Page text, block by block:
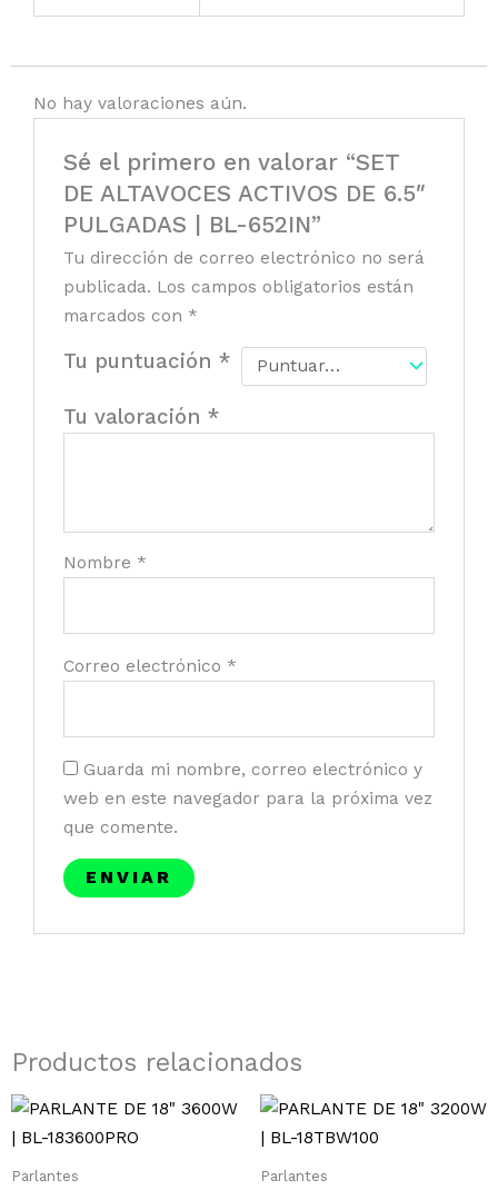
No hay valoraciones aún.
Sé el primero en valorar “SET
DE ALTAVOCES ACTIVOS DE 6.5″
PULGADAS | BL-652IN”
Tu dirección de correo electrónico no será
publicada. Los campos obligatorios están
marcados con *
Tu puntuación *
Tu valoración *
Nombre *
Correo electrónico *
Guarda mi nombre, correo electrónico y
web en este navegador para la próxima vez
que comente.
Productos relacionados
Parlantes Parlantes